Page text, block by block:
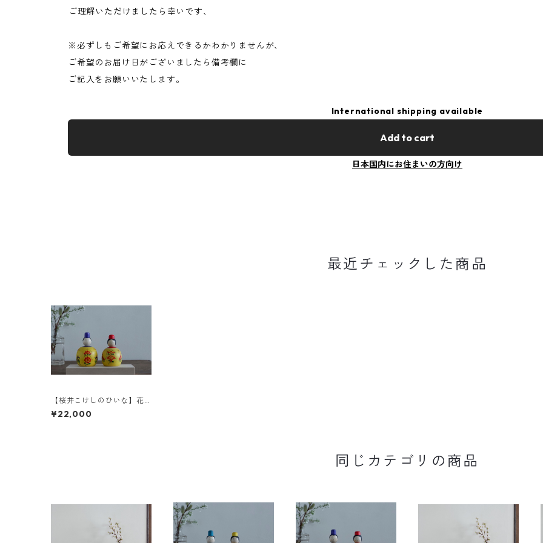
⁡ご理解いただけましたら幸いです、
※必ずしもご希望にお応えできるかわかりませんが、
ご希望のお届け日がございましたら備考欄に
ご記入をお願いいたします。 ⁡
International shipping available
Add to cart
日本国内にお住まいの方向け
最近チェックした商品
【桜井こけしのひいな】花
円 こけし模様 2-c
¥22,000
同じカテゴリの商品